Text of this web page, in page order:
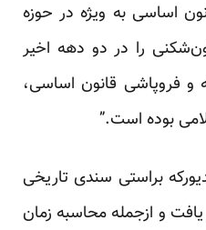
اساسی به ویژه در حوزه
را در دو دهه اخیر
و فروپاشی قانون اساسی،
بوده است.”
براستی سندی تاریخی
و ازجمله محاسبه زمان